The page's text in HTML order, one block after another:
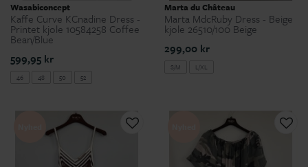
Wasabiconcept
Kaffe Curve KCnadine Dress -
Printet kjole 10584258 Coffee
Bean/Blue
599,95 kr
46 48 50 52
Marta du Château
Marta MdcRuby Dress - Beige
kjole 26510/100 Beige
299,00 kr
S/M L/XL